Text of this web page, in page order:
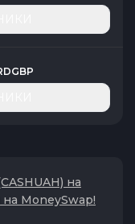
на
на MoneySwap!